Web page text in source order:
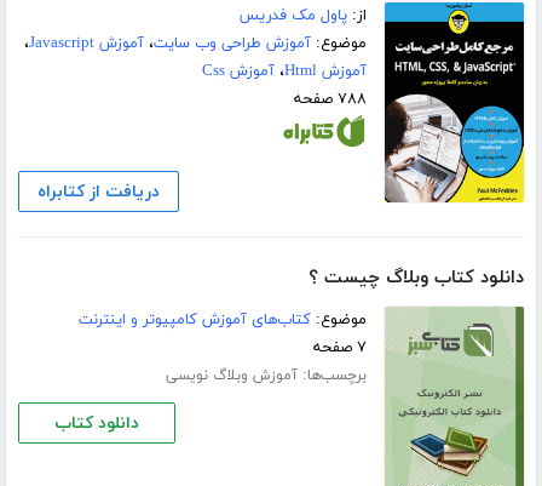
از:پاول مک فدریس
موضوع:آموزش طراحی وب سایت،آموزش Javascript
،
آموزش Html
،آموزش Css
۷۸۸ صفحه
دریافت از کتابراه
دانلود کتاب وبلاگ چیست ؟
موضوع:کتاب‌های آموزش کامپیوتر و اینترنت
۷ صفحه
برچسب‌ها:آموزش وبلاگ نویسی
دانلود کتاب